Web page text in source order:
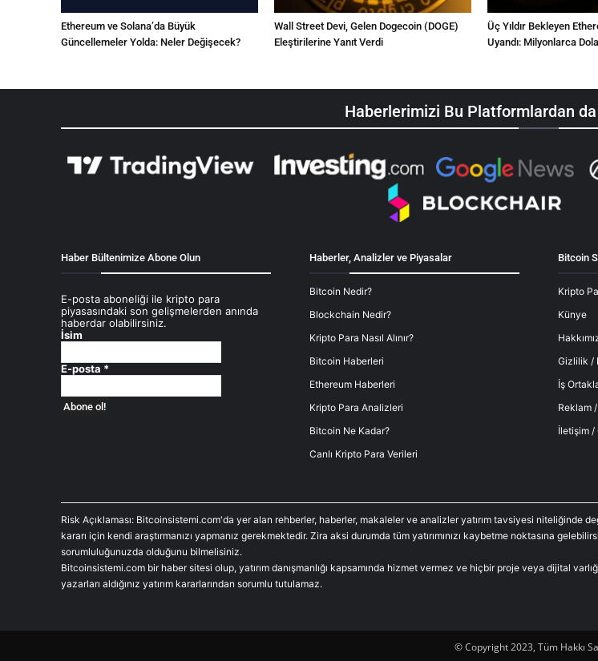
Ethereum ve Solana’da Büyük
Güncellemeler Yolda: Neler Değişecek?
Wall Street Devi, Gelen Dogecoin (DOGE)
Eleştirilerine Yanıt Verdi
Üç Yıldır Bekleyen
Uyandı: Milyonlarca
Haberlerimizi Bu Platformlardan
Haber Bültenimize Abone Olun
E-posta aboneliği ile kripto para
piyasasındaki son gelişmelerden anında
haberdar olabilirsiniz.
İsim
E-posta *
Haberler, Analizler ve Piyasalar
Bitcoin Nedir?
Blockchain Nedir?
Kripto Para Nasıl Alınır?
Bitcoin Haberleri
Ethereum Haberleri
Kripto Para Analizleri
Bitcoin Ne Kadar?
Canlı Kripto Para Verileri
Bitcoin
Kripto
Künye
Gizlilik /
İş
Reklam
İletişim
Risk Açıklaması: Bitcoinsistemi.com'da yer alan rehberler, haberler, makaleler ve analizler yatırım tavsiyesi niteliğinde
kararı için kendi araştırmanızı yapmanız gerekmektedir. Zira aksi durumda tüm yatırımınızı kaybetme noktasına
sorumluluğunuzda olduğunu bilmelisiniz.
Bitcoinsistemi.com bir haber sitesi olup, yatırım danışmanlığı kapsamında hizmet vermez ve hiçbir proje veya dijital
yazarları aldığınız yatırım kararlarından sorumlu tutulamaz.
© Copyright 2023, Tüm Hakkı